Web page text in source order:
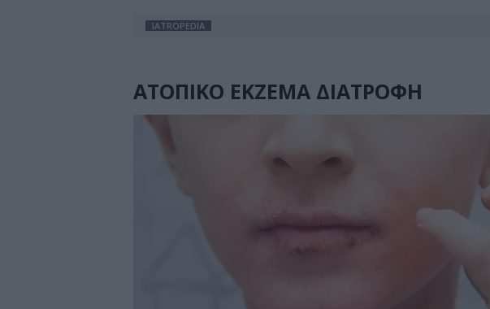
IATROPEDIA
ΑΤΟΠΙΚΟ ΕΚΖΕΜΑ ΔΙΑΤΡΟΦΗ